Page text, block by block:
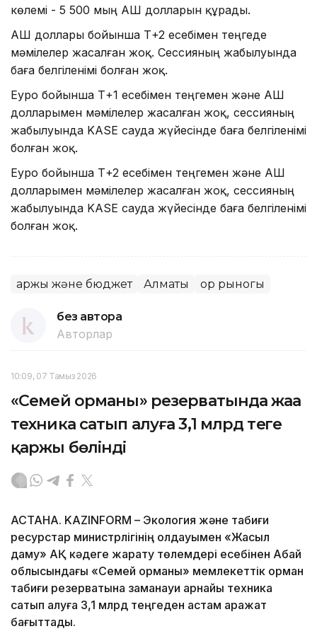
көлемі - 5 500 мың АҚШ долларын құрады.
АҚШ доллары бойынша Т+2 есебімен теңгеде
мәмілелер жасалған жоқ. Сессияның жабылуында
баға белгіленімі болған жоқ.
Еуро бойынша Т+1 есебімен теңгемен және АҚШ
долларымен мәмілелер жасалған жоқ, сессияның
жабылуында KASE сауда жүйесінде баға белгіленімі
болған жоқ.
Еуро бойынша Т+2 есебімен теңгемен және АҚШ
долларымен мәмілелер жасалған жоқ, сессияның
жабылуында KASE сауда жүйесінде баға белгіленімі
болған жоқ.
Қаржы және бюджет Алматы Қор рыногы
без автора
Авторлар
10:09, 07 Тамыз 2026
«Семей орманы» резерватында жаңа
техника сатып алуға 3,1 млрд теңге
қаржы бөлінді
АСТАНА. KAZINFORM – Экология және табиғи
ресурстар министрлігінің қолдауымен «Жасыл
даму» АҚ кәдеге жарату төлемдері есебінен Абай
облысындағы «Семей орманы» мемлекеттік орман
табиғи резерватына заманауи арнайы техника
сатып алуға 3,1 млрд теңгеден астам қаражат
бағыттады.